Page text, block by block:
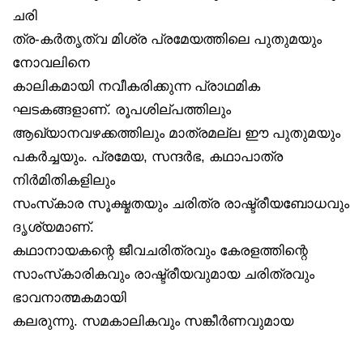
ചരി
ത്ര-കർതൃത്വ മിശ്ര പ്രമേയത്തിലെ പുതുമയും
നോവലിനെ
കാലികമായി നവീകരിക്കുന്ന പ്രാഥമിക
ഘടകങ്ങളാണ്. രൂപശില്പത്തിലും
ആഖ്യാനവഴക്കത്തിലും മാത്രമല്ല ഈ പുതുമയും
പകർച്ചയും. പ്രമേയ, സന്ദർഭ, കഥാപാത്ര
നിർമിതികളിലും
സംസ്‌കാര സൂക്ഷ്മതയും ചരിത്ര രാഷ്ട്രീയബോധവും
ദൃശ്യമാണ്.
കഥാനായകന്റെ ജീവചരിത്രവും കേരളത്തിന്റെ
സാംസ്‌കാരികവും രാഷ്ട്രീയവുമായ ചരിത്രവും
ഭാവനാത്മകമായി
കലരുന്നു. സമകാലികവും സങ്കീർണവുമായ